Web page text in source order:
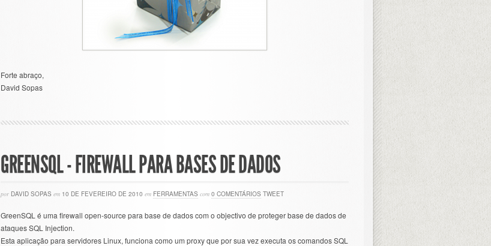
Forte abraço,
David Sopas
GREENSQL - FIREWALL PARA BASES DE DADOS
por DAVID SOPAS em 10 DE FEVEREIRO DE 2010 em FERRAMENTAS com 0 COMENTÁRIOS TWEET
GreenSQL é uma firewall open-source para base de dados com o objectivo de proteger base de dados de
ataques SQL Injection.
Esta aplicação para servidores Linux, funciona como um proxy que por sua vez executa os comandos SQL